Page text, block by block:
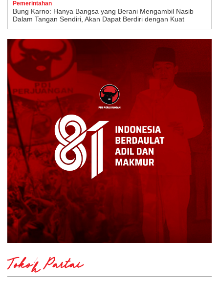
Pemerintahan
Bung Karno: Hanya Bangsa yang Berani Mengambil Nasib
Dalam Tangan Sendiri, Akan Dapat Berdiri dengan Kuat
Tokoh Partai